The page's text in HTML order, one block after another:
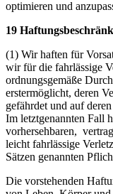
optimieren und
19
(1) Wir haften für
wir für die fahrlässige
ordnungsgemäße
erstermöglicht, deren
gefährdet und auf
Im letztgenannten Fall
vorhersehbaren,
leicht fahrlässige
Sätzen genannten
Die vorstehenden